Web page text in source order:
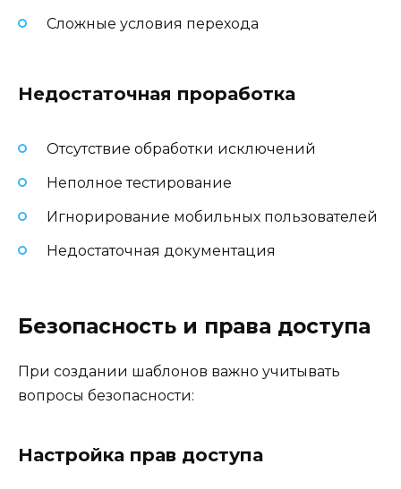
Сложные условия перехода
Недостаточная проработка
Отсутствие обработки исключений
Неполное тестирование
Игнорирование мобильных пользователей
Недостаточная документация
Безопасность и права доступа
При создании шаблонов важно учитывать
вопросы безопасности:
Настройка прав доступа